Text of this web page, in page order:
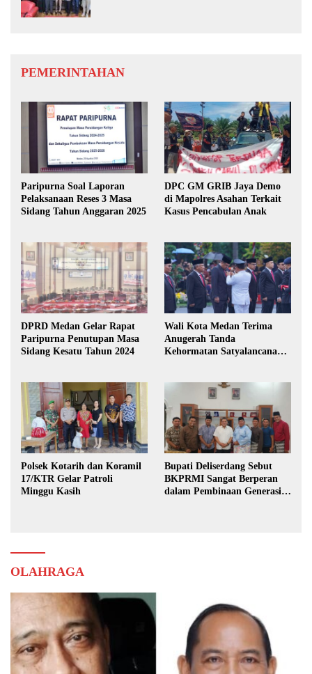
PEMERINTAHAN
Paripurna Soal Laporan
Pelaksanaan Reses 3 Masa
Sidang Tahun Anggaran 2025
DPC GM GRIB Jaya Demo
di Mapolres Asahan Terkait
Kasus Pencabulan Anak
DPRD Medan Gelar Rapat
Paripurna Penutupan Masa
Sidang Kesatu Tahun 2024
Wali Kota Medan Terima
Anugerah Tanda
Kehormatan Satyalancana
Polsek Kotarih dan Koramil
17/KTR Gelar Patroli
Minggu Kasih
Bupati Deliserdang Sebut
BKPRMI Sangat Berperan
dalam Pembinaan Generasi
OLAHRAGA